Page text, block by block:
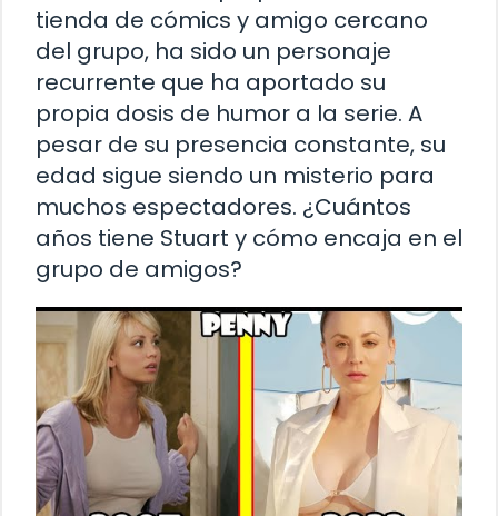
tienda de cómics y amigo cercano
del grupo, ha sido un personaje
recurrente que ha aportado su
propia dosis de humor a la serie. A
pesar de su presencia constante, su
edad sigue siendo un misterio para
muchos espectadores. ¿Cuántos
años tiene Stuart y cómo encaja en el
grupo de amigos?